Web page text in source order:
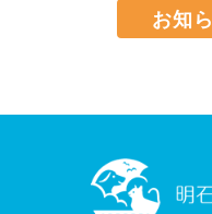
お知